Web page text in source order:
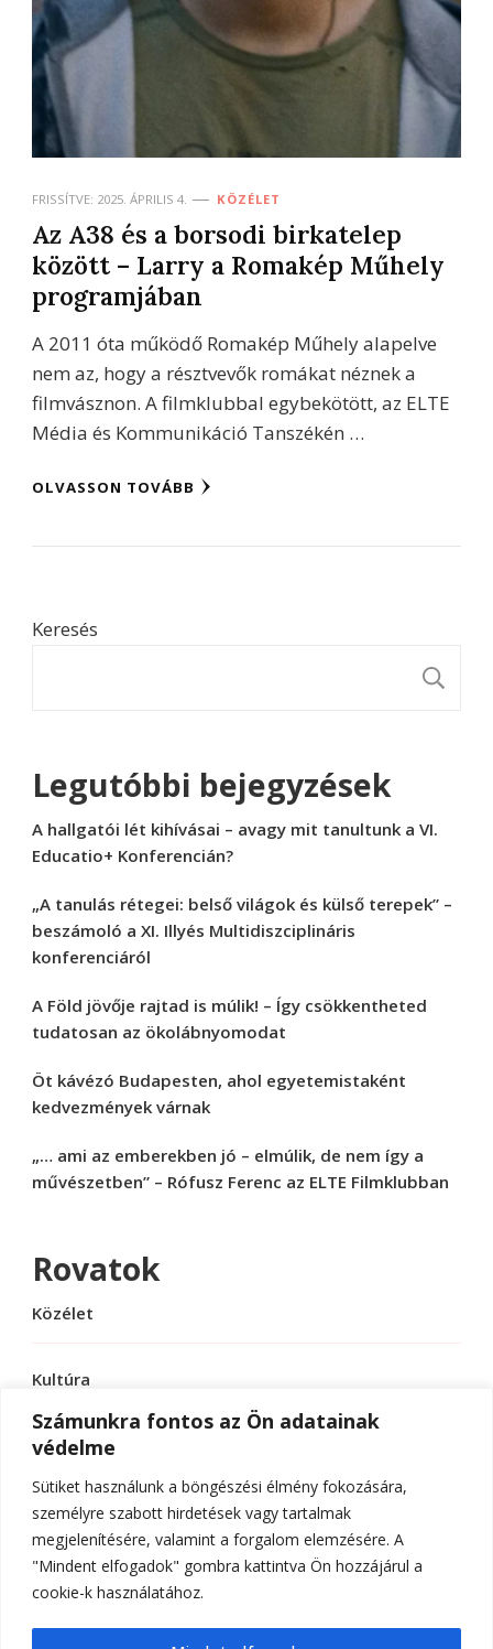
Számunkra fontos az Ön adatainak
védelme
Sütiket használunk a böngészési élmény fokozására,
személyre szabott hirdetések vagy tartalmak
megjelenítésére, valamint a forgalom elemzésére. A
"Mindent elfogadok" gombra kattintva Ön hozzájárul a
cookie-k használatához.
FRISSÍTVE: 2025. ÁPRILIS 4. KÖZÉLET
Az A38 és a borsodi birkatelep
között – Larry a Romakép Műhely
programjában
A 2011 óta működő Romakép Műhely alapelve
nem az, hogy a résztvevők romákat néznek a
filmvásznon. A filmklubbal egybekötött, az ELTE
Média és Kommunikáció Tanszékén …
OLVASSON TOVÁBB
Keresés
Legutóbbi bejegyzések
A hallgatói lét kihívásai – avagy mit tanultunk a VI.
Educatio+ Konferencián?
„A tanulás rétegei: belső világok és külső terepek” –
beszámoló a XI. Illyés Multidiszciplináris
konferenciáról
A Föld jövője rajtad is múlik! – Így csökkentheted
tudatosan az ökolábnyomodat
Öt kávézó Budapesten, ahol egyetemistaként
kedvezmények várnak
„… ami az emberekben jó – elmúlik, de nem így a
művészetben” – Rófusz Ferenc az ELTE Filmklubban
Rovatok
Közélet
Kultúra
Sport
Tudomány
© Szerzői jog 2026 ELTE Online